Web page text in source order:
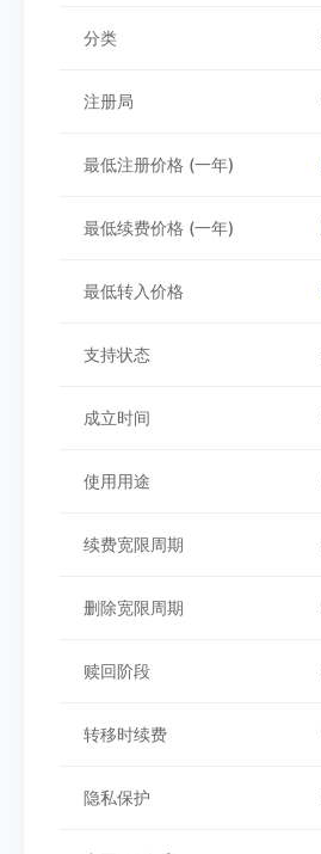
分类
注册局
最低注册价格 (一年)
最低续费价格 (一年)
最低转入价格
支持状态
成立时间
使用用途
续费宽限周期
删除宽限周期
赎回阶段
转移时续费
隐私保护